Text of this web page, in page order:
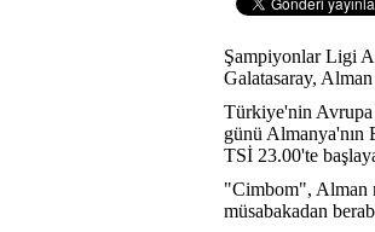
Şampiyonlar Ligi
Galatasaray,
Türkiye'nin Avrupa
günü Almanya'nın
TSİ 23.00'te
"Cimbom", Alman
müsabakadan